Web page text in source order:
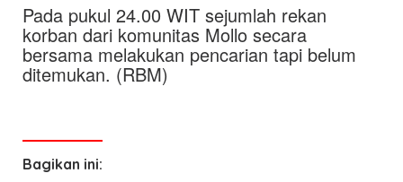
Pada pukul 24.00 WIT sejumlah rekan
korban dari komunitas Mollo secara
bersama melakukan pencarian tapi belum
ditemukan. (RBM)
Bagikan ini: